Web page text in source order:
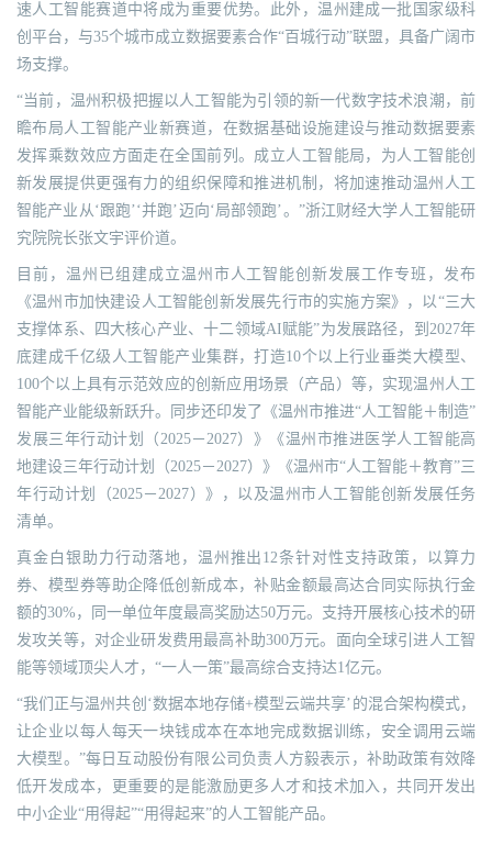
速人工智能赛道中将成为重要优势。此外，温州建成一批国家级科
创平台，与35个城市成立数据要素合作“百城行动”联盟，具备广阔市
场支撑。
“当前，温州积极把握以人工智能为引领的新一代数字技术浪潮，前
瞻布局人工智能产业新赛道，在数据基础设施建设与推动数据要素
发挥乘数效应方面走在全国前列。成立人工智能局，为人工智能创
新发展提供更强有力的组织保障和推进机制，将加速推动温州人工
智能产业从‘跟跑’‘并跑’迈向‘局部领跑’。”浙江财经大学人工智能研
究院院长张文宇评价道。
目前，温州已组建成立温州市人工智能创新发展工作专班，发布
《温州市加快建设人工智能创新发展先行市的实施方案》，以“三大
支撑体系、四大核心产业、十二领域AI赋能”为发展路径，到2027年
底建成千亿级人工智能产业集群，打造10个以上行业垂类大模型、
100个以上具有示范效应的创新应用场景（产品）等，实现温州人工
智能产业能级新跃升。同步还印发了《温州市推进“人工智能＋制造”
发展三年行动计划（2025－2027）》《温州市推进医学人工智能高
地建设三年行动计划（2025－2027）》《温州市“人工智能＋教育”三
年行动计划（2025－2027）》，以及温州市人工智能创新发展任务
清单。
真金白银助力行动落地，温州推出12条针对性支持政策，以算力
券、模型券等助企降低创新成本，补贴金额最高达合同实际执行金
额的30%，同一单位年度最高奖励达50万元。支持开展核心技术的研
发攻关等，对企业研发费用最高补助300万元。面向全球引进人工智
能等领域顶尖人才，“一人一策”最高综合支持达1亿元。
“我们正与温州共创‘数据本地存储+模型云端共享’的混合架构模式，
让企业以每人每天一块钱成本在本地完成数据训练，安全调用云端
大模型。”每日互动股份有限公司负责人方毅表示，补助政策有效降
低开发成本，更重要的是能激励更多人才和技术加入，共同开发出
中小企业“用得起”“用得起来”的人工智能产品。